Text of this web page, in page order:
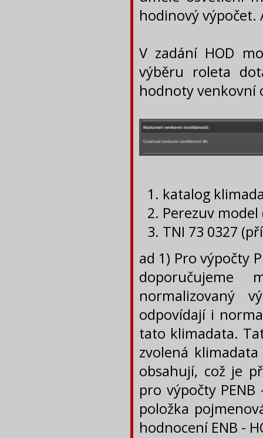
hodinový výpočet.
V zadání HOD
výběru roleta
hodnoty venkovní
katalog
Perezuv model
TNI 73 0327
ad 1) Pro výpočty
normalizovaný
odpovídají i
tato klimadata.
zvolená
obsahují, což je
pro výpočty
položka
hodnocení ENB -